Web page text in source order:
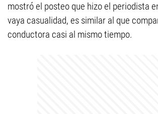
mostró el posteo que hizo el periodista
vaya casualidad, es similar al que
conductora casi al mismo tiempo.